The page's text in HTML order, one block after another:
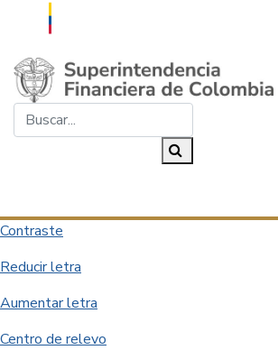
Saltar al contenido principal
Contraste
Reducir letra
Aumentar letra
Centro de relevo